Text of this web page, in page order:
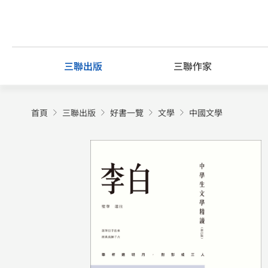
content
三聯出版 三聯作家
首頁 三聯出版 好書一覽 文學 中國文學